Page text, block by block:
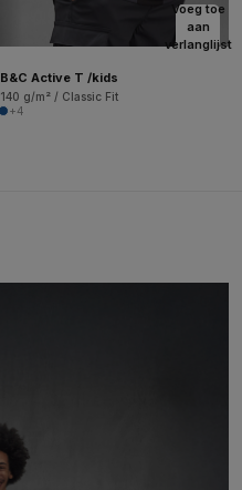
Voeg toe
aan
verlanglijst
B&C Active T /kids
140 g/m² / Classic Fit
+4